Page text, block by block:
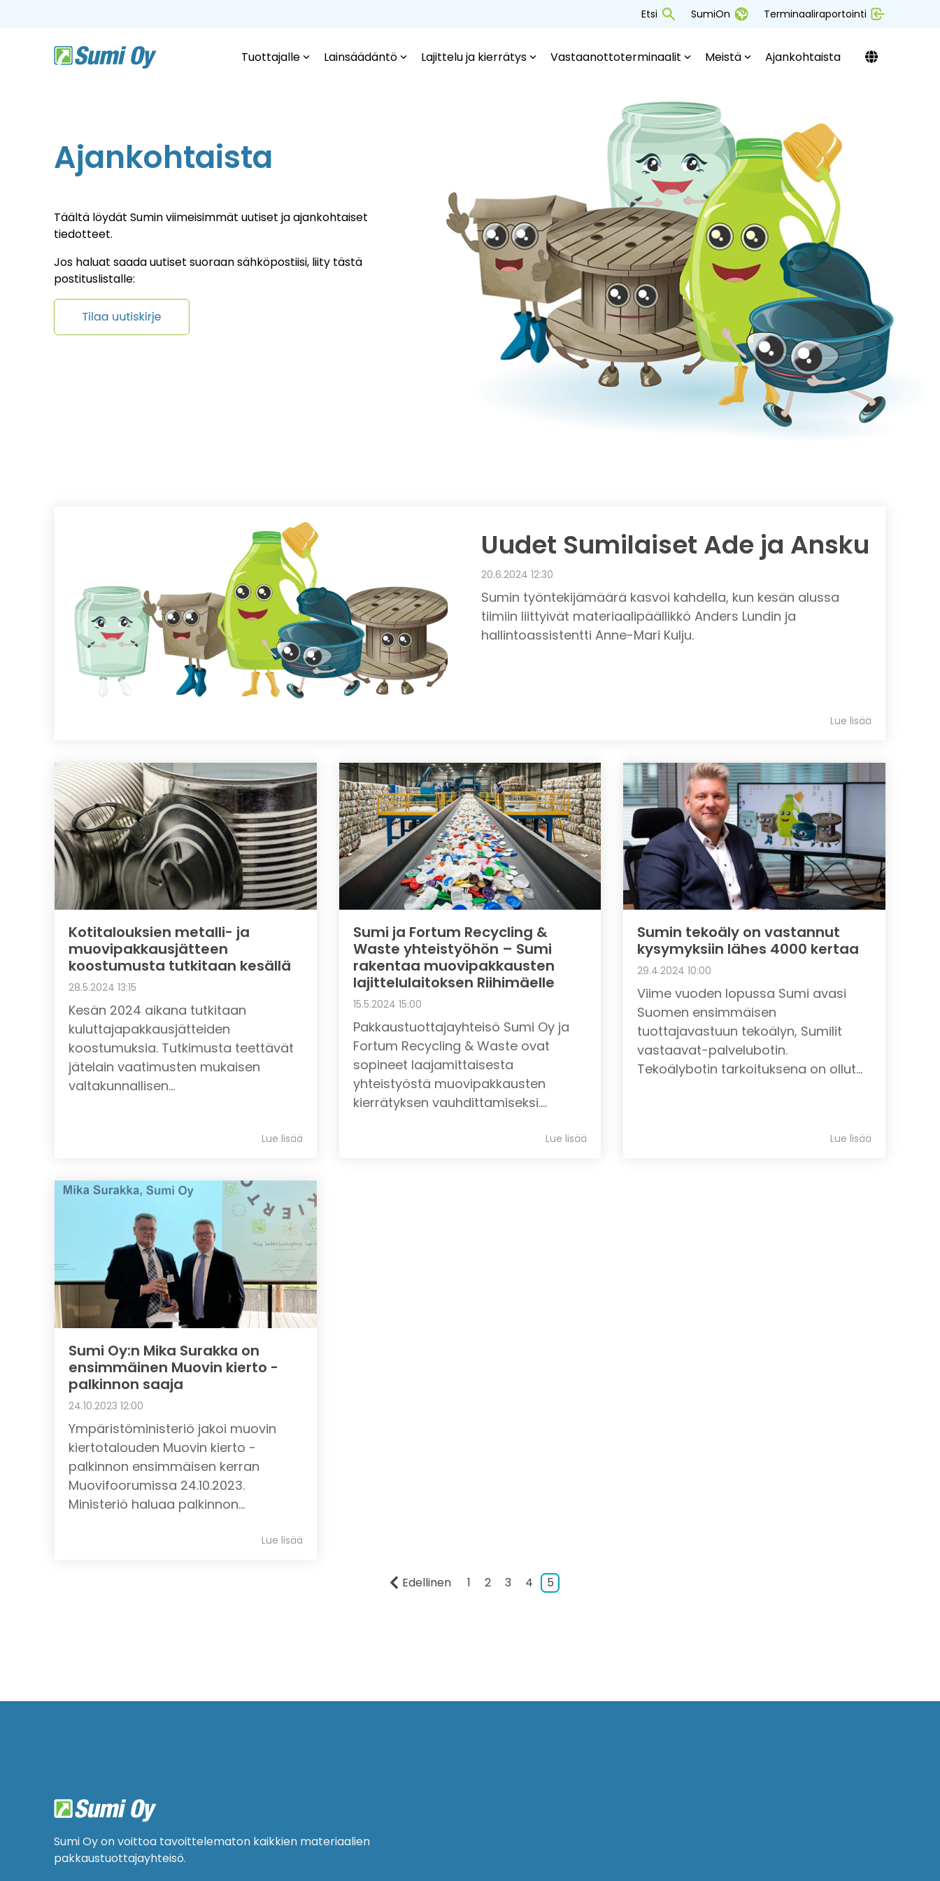
Etsi SumiOn Terminaaliraportointi
Tuottajalle Lainsäädäntö Lajittelu ja kierrätys Vastaanottoterminaalit Meistä Ajankohtaista
Ajankohtaista
Täältä löydät Sumin viimeisimmät uutiset ja ajankohtaiset
tiedotteet.
Jos haluat saada uutiset suoraan sähköpostiisi, liity tästä
postituslistalle:
Uudet Sumilaiset Ade ja Ansku
20.6.2024 12:30
Sumin työntekijämäärä kasvoi kahdella, kun kesän alussa
tiimiin liittyivät materiaalipäällikkö Anders Lundin ja
hallintoassistentti Anne-Mari Kulju.
Lue lisää
Kotitalouksien metalli- ja
muovipakkausjätteen
koostumusta tutkitaan kesällä
28.5.2024 13:15
Kesän 2024 aikana tutkitaan
kuluttajapakkausjätteiden
koostumuksia. Tutkimusta teettävät
jätelain vaatimusten mukaisen
valtakunnallisen...
Lue lisää
Sumi ja Fortum Recycling &
Waste yhteistyöhön – Sumi
rakentaa muovipakkausten
lajittelulaitoksen Riihimäelle
15.5.2024 15:00
Pakkaustuottajayhteisö Sumi Oy ja
Fortum Recycling & Waste ovat
sopineet laajamittaisesta
yhteistyöstä muovipakkausten
kierrätyksen vauhdittamiseksi....
Lue lisää
Sumin tekoäly on vastannut
kysymyksiin lähes 4000 kertaa
29.4.2024 10:00
Viime vuoden lopussa Sumi avasi
Suomen ensimmäisen
tuottajavastuun tekoälyn, Sumilit
vastaavat-palvelubotin.
Tekoälybotin tarkoituksena on ollut...
Lue lisää
Sumi Oy:n Mika Surakka on
ensimmäinen Muovin kierto -
palkinnon saaja
24.10.2023 12:00
Ympäristöministeriö jakoi muovin
kiertotalouden Muovin kierto -
palkinnon ensimmäisen kerran
Muovifoorumissa 24.10.2023.
Ministeriö haluaa palkinnon...
Lue lisää
Edellinen 1 2 3 4 5
Sumi Oy on voittoa tavoittelematon kaikkien materiaalien
pakkaustuottajayhteisö.